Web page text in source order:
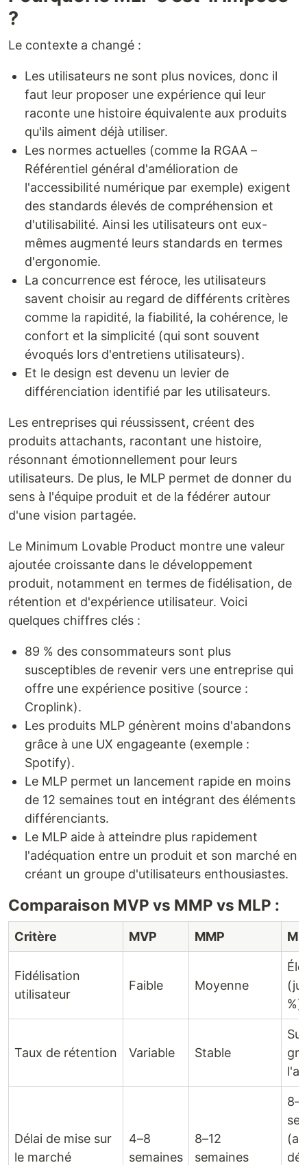
?
Le contexte a changé :
Les utilisateurs ne sont plus novices, donc il
faut leur proposer une expérience qui leur
raconte une histoire équivalente aux produits
qu'ils aiment déjà utiliser.
Les normes actuelles (comme la RGAA –
Référentiel général d'amélioration de
l'accessibilité numérique par exemple) exigent
des standards élevés de compréhension et
d'utilisabilité. Ainsi les utilisateurs ont eux-
mêmes augmenté leurs standards en termes
d'ergonomie.
La concurrence est féroce, les utilisateurs
savent choisir au regard de différents critères
comme la rapidité, la fiabilité, la cohérence, le
confort et la simplicité (qui sont souvent
évoqués lors d'entretiens utilisateurs).
Et le design est devenu un levier de
différenciation identifié par les utilisateurs.
Les entreprises qui réussissent, créent des
produits attachants, racontant une histoire,
résonnant émotionnellement pour leurs
utilisateurs. De plus, le MLP permet de donner du
sens à l'équipe produit et de la fédérer autour
d'une vision partagée.
Le Minimum Lovable Product montre une valeur
ajoutée croissante dans le développement
produit, notamment en termes de fidélisation, de
rétention et d'expérience utilisateur. Voici
quelques chiffres clés :
89 % des consommateurs sont plus
susceptibles de revenir vers une entreprise qui
offre une expérience positive (source :
Croplink).
Les produits MLP génèrent moins d'abandons
grâce à une UX engageante (exemple :
Spotify).
Le MLP permet un lancement rapide en moins
de 12 semaines tout en intégrant des éléments
différenciants.
Le MLP aide à atteindre plus rapidement
l'adéquation entre un produit et son marché en
créant un groupe d'utilisateurs enthousiastes.
Comparaison MVP vs MMP vs MLP :
Critère MVP MMP
Fidélisation
utilisateur
Faible Moyenne
%)
Taux de rétention Variable Stable
Délai de mise sur
le marché
4–8
semaines
8–12
semaines